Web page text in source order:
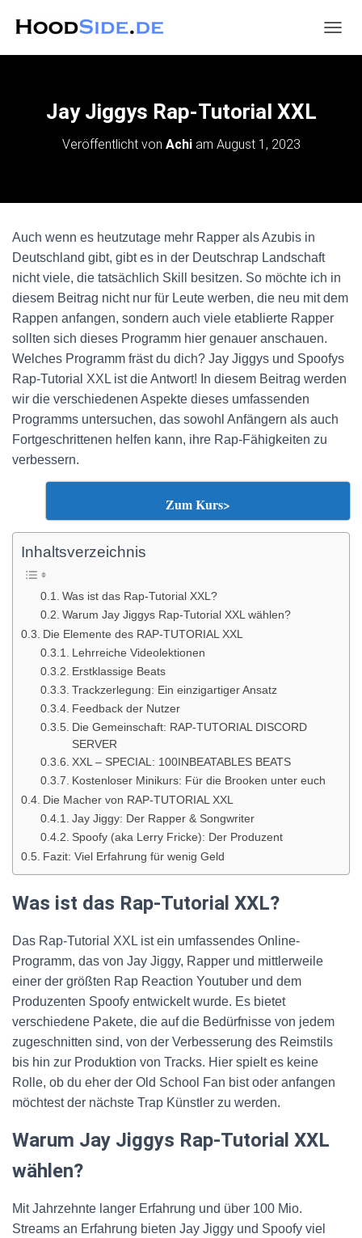
A
A
L
T
E
Jay Jiggys Rap-Tutorial XXL
Veröffentlicht von Achiam August 1, 2023
Auch wenn es heutzutage mehr Rapper als Azubis in
Deutschland gibt, gibt es in der Deutschrap Landschaft
nicht viele, die tatsächlich Skill besitzen. So möchte ich in
diesem Beitrag nicht nur für Leute werben, die neu mit dem
Rappen anfangen, sondern auch viele etablierte Rapper
sollten sich dieses Programm hier genauer anschauen.
Welches Programm fräst du dich? Jay Jiggys und Spoofys
Rap-Tutorial XXL ist die Antwort! In diesem Beitrag werden
wir die verschiedenen Aspekte dieses umfassenden
Programms untersuchen, das sowohl Anfängern als auch
Fortgeschrittenen helfen kann, ihre Rap-Fähigkeiten zu
verbessern.
Zum Kurs>
Inhaltsverzeichnis
Was ist das Rap-Tutorial XXL?
Warum Jay Jiggys Rap-Tutorial XXL wählen?
Die Elemente des RAP-TUTORIAL XXL
Lehrreiche Videolektionen
Erstklassige Beats
Trackzerlegung: Ein einzigartiger Ansatz
Feedback der Nutzer
Die Gemeinschaft: RAP-TUTORIAL DISCORD
SERVER
XXL – SPECIAL: 100INBEATABLES BEATS
Kostenloser Minikurs: Für die Brooken unter euch
Die Macher von RAP-TUTORIAL XXL
Jay Jiggy: Der Rapper & Songwriter
Spoofy (aka Lerry Fricke): Der Produzent
Fazit: Viel Erfahrung für wenig Geld
Was ist das Rap-Tutorial XXL?
Das Rap-Tutorial XXL ist ein umfassendes Online-
Programm, das von Jay Jiggy, Rapper und mittlerweile
einer der größten Rap Reaction Youtuber und dem
Produzenten Spoofy entwickelt wurde. Es bietet
verschiedene Pakete, die auf die Bedürfnisse von jedem
zugeschnitten sind, von der Verbesserung des Reimstils
bis hin zur Produktion von Tracks. Hier spielt es keine
Rolle, ob du eher der Old School Fan bist oder anfangen
möchtest der nächste Trap Künstler zu werden.
Warum Jay Jiggys Rap-Tutorial XXL
wählen?
Mit Jahrzehnte langer Erfahrung und über 100 Mio.
Streams an Erfahrung bieten Jay Jiggy und Spoofy viel